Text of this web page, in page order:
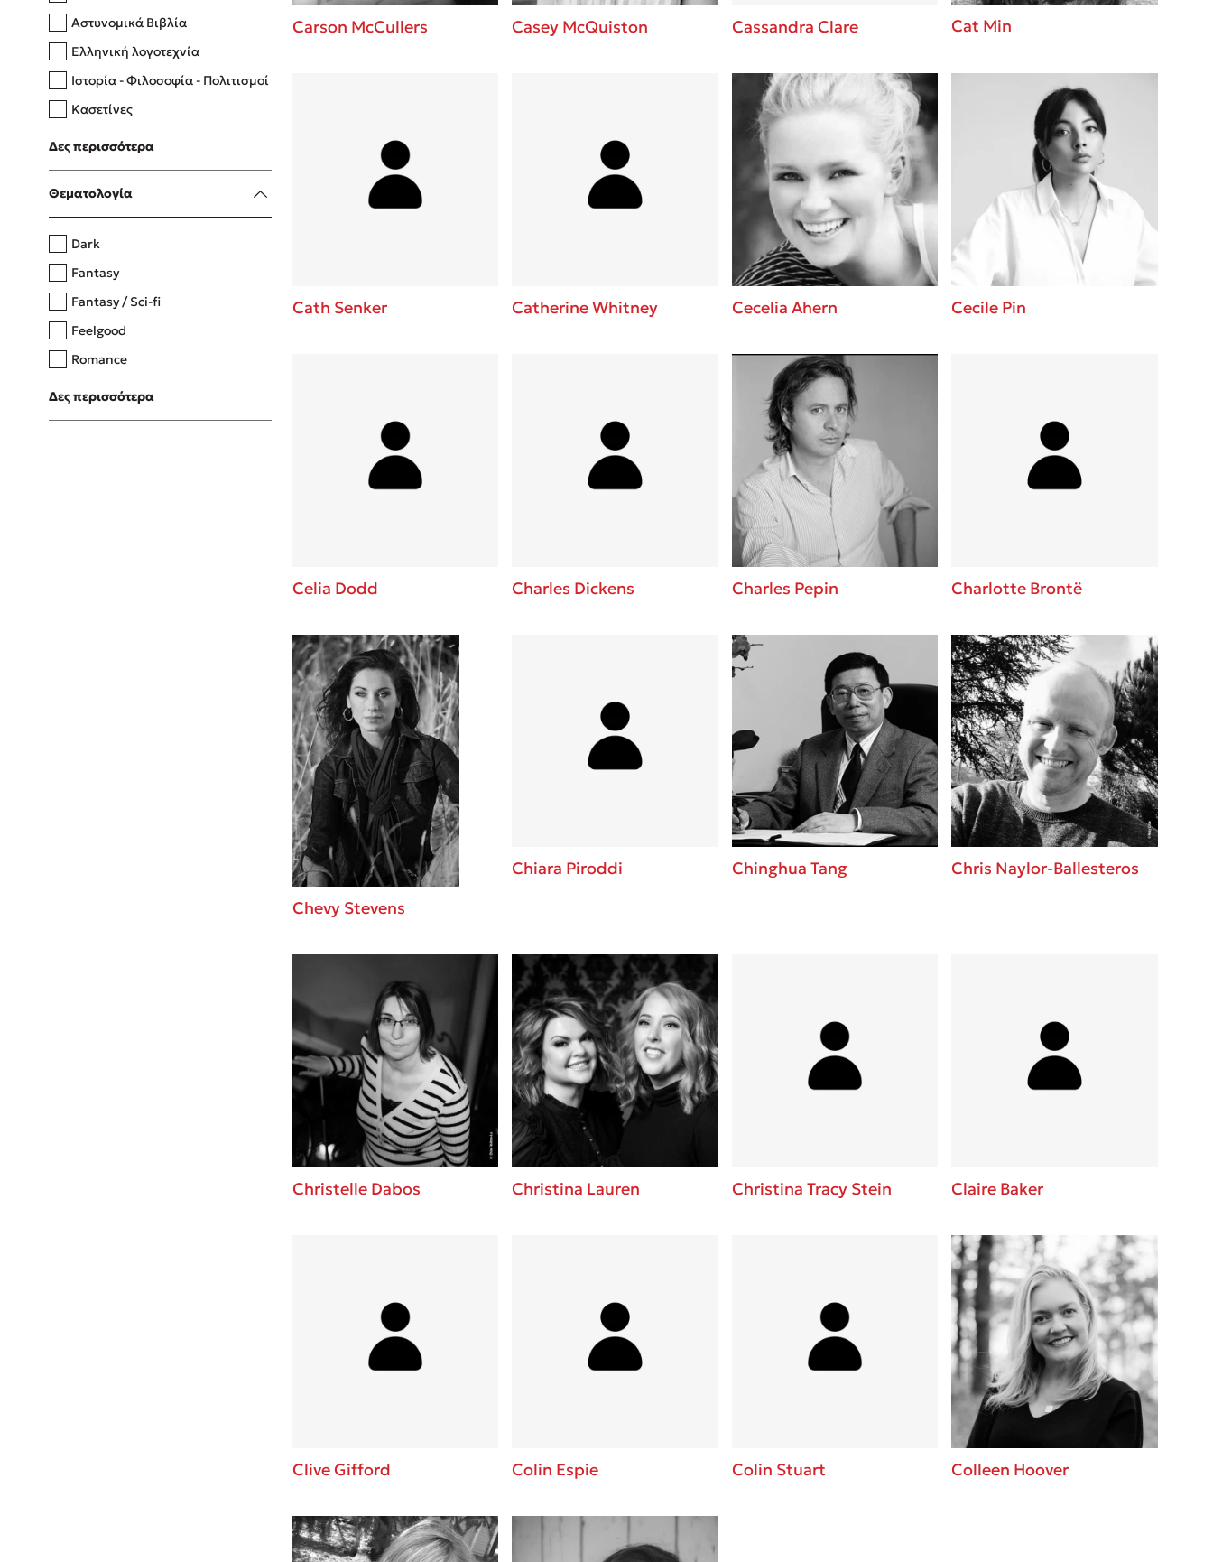
Δανάη Δεληγεώργη
Πάνω, κάτω, μπροστά, πίσω
Η μέθοδος Αφήστε τους
Αστυνομικά Βιβλία
Ελληνική λογοτεχνία
Ιστορία - Φιλοσοφία - Πολιτισμοί
Κασετίνες
Λευκώματα - Έγχρωμοι οδηγοί
Μαγειρική
Δες περισσότερα
Θεματολογία
Dark
Fantasy
Fantasy / Sci-fi
Feelgood
Romance
Upmarket
Young Adult
Δες περισσότερα
Carson McCullers Casey McQuiston Cassandra Clare Cat Min
Cath Senker Catherine Whitney Cecelia Ahern Cecile Pin
Celia Dodd Charles Dickens Charles Pepin Charlotte Brontë
Chevy Stevens
Chiara Piroddi Chinghua Tang Chris Naylor-Ballesteros
Christelle Dabos Christina Lauren Christina Tracy Stein Claire Baker
Clive Gifford Colin Espie Colin Stuart Colleen Hoover